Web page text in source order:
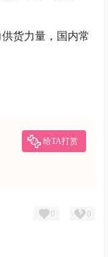
货力量，国内常
给TA打赏
0 0